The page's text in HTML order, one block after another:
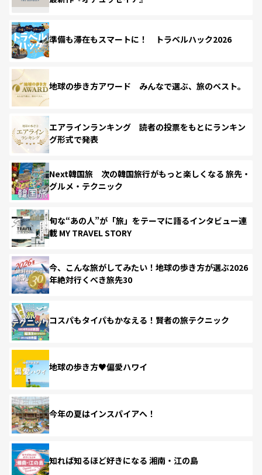
準備も滞在もスマートに！ トラベルハック2026
地球の歩き方アワード みんなで選ぶ、旅のベスト。
エアラインランキング 読者の投票をもとにランキン
グ形式で発表
Next韓国旅 次の韓国旅行がもっと楽しくなる 旅先・
グルメ・テクニック
旬な“あの人”が「旅」をテーマに語るインタビュー連
載 MY TRAVEL STORY
今、こんな旅がしてみたい！地球の歩き方が選ぶ2026
年絶対行くべき旅先30
コスパもタイパもかなえる！賢者の旅テクニック
地球の歩き方♥偏愛ハワイ
今年の夏はインスパイアへ！
知れば知るほど好きになる 湘南・江の島